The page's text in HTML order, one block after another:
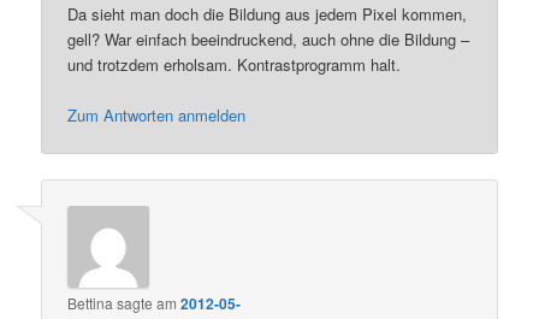
Da sieht man doch die Bildung aus jedem Pixel kommen,
gell? War einfach beeindruckend, auch ohne die Bildung –
und trotzdem erholsam. Kontrastprogramm halt.
Zum Antworten anmelden
Bettina sagte am2012-05-